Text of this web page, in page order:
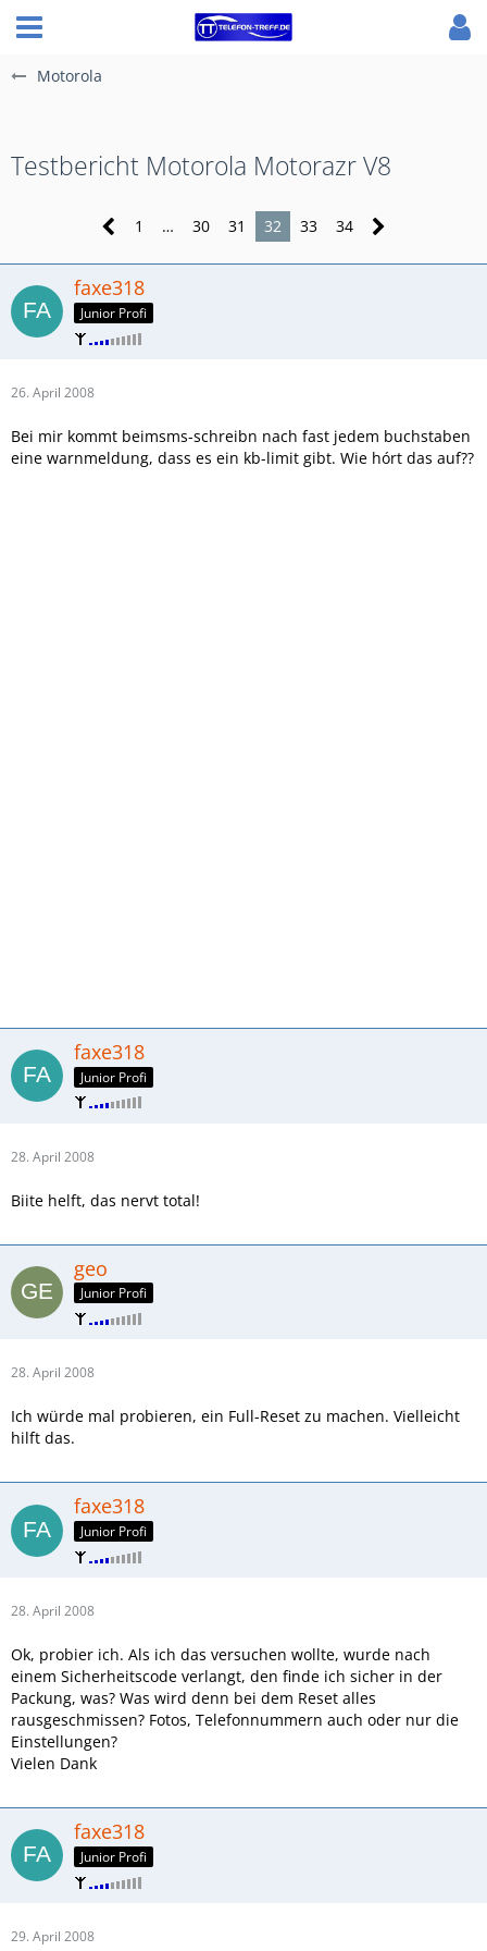
Motorola
Testbericht Motorola Motorazr V8
1 … 30 31 32 33 34
faxe318
Junior Profi
26. April 2008
Bei mir kommt beimsms-schreibn nach fast jedem buchstaben
eine warnmeldung, dass es ein kb-limit gibt. Wie hórt das auf??
faxe318
Junior Profi
28. April 2008
Biite helft, das nervt total!
geo
Junior Profi
28. April 2008
Ich würde mal probieren, ein Full-Reset zu machen. Vielleicht
hilft das.
faxe318
Junior Profi
28. April 2008
Ok, probier ich. Als ich das versuchen wollte, wurde nach
einem Sicherheitscode verlangt, den finde ich sicher in der
Packung, was? Was wird denn bei dem Reset alles
rausgeschmissen? Fotos, Telefonnummern auch oder nur die
Einstellungen?
Vielen Dank
faxe318
Junior Profi
29. April 2008